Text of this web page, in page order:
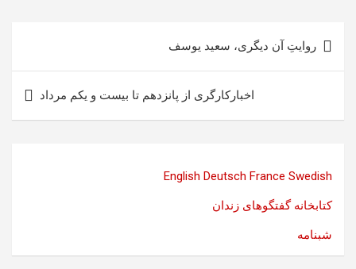
نوشته
روایتِ آن دیگری، سعید یوسف
اخبارکارگری از پانزدهم تا بیست و یکم مرداد
English Deutsch France Swedish
کتابخانه گفتگوهای زندان
شبنامه